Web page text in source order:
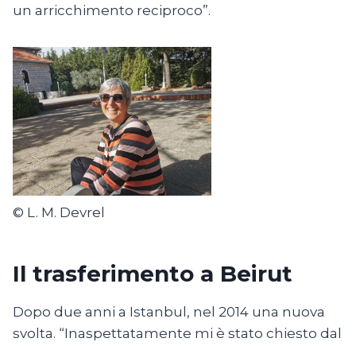
un arricchimento reciproco”.
© L. M. Devrel
Il trasferimento a Beirut
Dopo due anni a Istanbul, nel 2014 una nuova
svolta. “Inaspettatamente mi è stato chiesto dal